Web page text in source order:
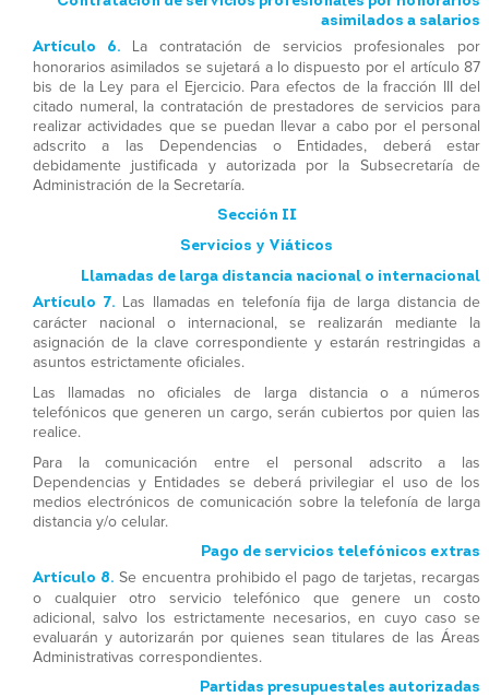
asimilados a salarios
Artículo 6. La contratación de servicios profesionales por
honorarios asimilados se sujetará a lo dispuesto por el artículo 87
bis de la Ley para el Ejercicio. Para efectos de la fracción III del
citado numeral, la contratación de prestadores de servicios para
realizar actividades que se puedan llevar a cabo por el personal
adscrito a las Dependencias o Entidades, deberá estar
debidamente justificada y autorizada por la Subsecretaría de
Administración de la Secretaría.
Sección II
Servicios y Viáticos
Llamadas de larga distancia nacional o internacional
Artículo 7. Las llamadas en telefonía fija de larga distancia de
carácter nacional o internacional, se realizarán mediante la
asignación de la clave correspondiente y estarán restringidas a
asuntos estrictamente oficiales.
Las llamadas no oficiales de larga distancia o a números
telefónicos que generen un cargo, serán cubiertos por quien las
realice.
Para la comunicación entre el personal adscrito a las
Dependencias y Entidades se deberá privilegiar el uso de los
medios electrónicos de comunicación sobre la telefonía de larga
distancia y/o celular.
Pago de servicios telefónicos extras
Artículo 8. Se encuentra prohibido el pago de tarjetas, recargas
o cualquier otro servicio telefónico que genere un costo
adicional, salvo los estrictamente necesarios, en cuyo caso se
evaluarán y autorizarán por quienes sean titulares de las Áreas
Administrativas correspondientes.
Partidas presupuestales autorizadas